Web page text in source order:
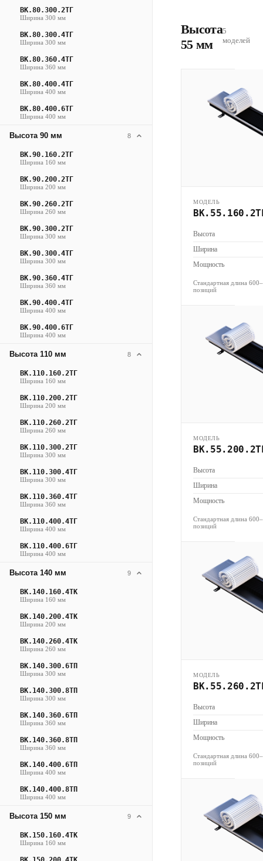
ВК.80.300.2ТГ
Ширина 300 мм
ВК.80.300.4ТГ
Ширина 300 мм
ВК.80.360.4ТГ
Ширина 360 мм
ВК.80.400.4ТГ
Ширина 400 мм
ВК.80.400.6ТГ
Ширина 400 мм
Высота 90 мм 8
ВК.90.160.2ТГ
Ширина 160 мм
ВК.90.200.2ТГ
Ширина 200 мм
ВК.90.260.2ТГ
Ширина 260 мм
ВК.90.300.2ТГ
Ширина 300 мм
ВК.90.300.4ТГ
Ширина 300 мм
ВК.90.360.4ТГ
Ширина 360 мм
ВК.90.400.4ТГ
Ширина 400 мм
ВК.90.400.6ТГ
Ширина 400 мм
Высота 110 мм 8
ВК.110.160.2ТГ
Ширина 160 мм
ВК.110.200.2ТГ
Ширина 200 мм
ВК.110.260.2ТГ
Ширина 260 мм
ВК.110.300.2ТГ
Ширина 300 мм
ВК.110.300.4ТГ
Ширина 300 мм
ВК.110.360.4ТГ
Ширина 360 мм
ВК.110.400.4ТГ
Ширина 400 мм
ВК.110.400.6ТГ
Ширина 400 мм
Высота 140 мм 9
ВК.140.160.4ТК
Ширина 160 мм
ВК.140.200.4ТК
Ширина 200 мм
ВК.140.260.4ТК
Ширина 260 мм
ВК.140.300.6ТП
Ширина 300 мм
ВК.140.300.8ТП
Ширина 300 мм
ВК.140.360.6ТП
Ширина 360 мм
ВК.140.360.8ТП
Ширина 360 мм
ВК.140.400.6ТП
Ширина 400 мм
ВК.140.400.8ТП
Ширина 400 мм
Высота 150 мм 9
ВК.150.160.4ТК
Ширина 160 мм
Высота
55 мм
5
моделей
МОДЕЛЬ
Высота
Ширина
Мощность
Стандартная длина
позиций
МОДЕЛЬ
Высота
Ширина
Мощность
Стандартная длина
позиций
МОДЕЛЬ
Высота
Ширина
Мощность
Стандартная длина
позиций